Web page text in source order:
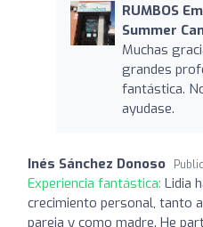
RUMBOS
Summer
Muchas
grandes
fantástica.
ayudase.
Inés Sánchez Donoso
Experiencia fantástica: Lidia
crecimiento personal, tanto
pareja y como madre. He